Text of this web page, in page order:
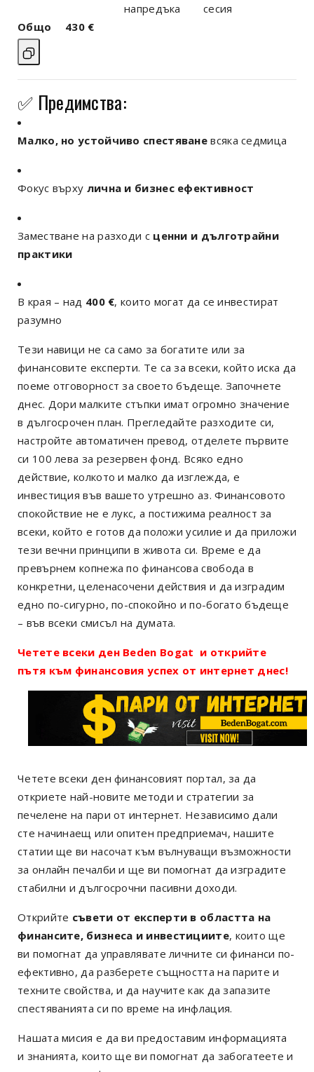
напредъка
сесия
Общо 430 €
✅ Предимства:
Малко, но устойчиво спестяване всяка седмица
Фокус върху лична и бизнес ефективност
Заместване на разходи с ценни и дълготрайни
практики
В края – над 400 €, които могат да се инвестират
разумно
Тези навици не са само за богатите или за
финансовите експерти. Те са за всеки, който иска да
поеме отговорност за своето бъдеще. Започнете
днес. Дори малките стъпки имат огромно значение
в дългосрочен план. Прегледайте разходите си,
настройте автоматичен превод, отделете първите
си 100 лева за резервен фонд. Всяко едно
действие, колкото и малко да изглежда, е
инвестиция във вашето утрешно аз. Финансовото
спокойствие не е лукс, а постижима реалност за
всеки, който е готов да положи усилие и да приложи
тези вечни принципи в живота си. Време е да
превърнем копнежа по финансова свобода в
конкретни, целенасочени действия и да изградим
едно по-сигурно, по-спокойно и по-богато бъдеще
– във всеки смисъл на думата.
Четете всеки ден Beden Bogat и открийте
пътя към финансовия успех от интернет днес!
Четете всеки ден финансовият портал, за да
откриете най-новите методи и стратегии за
печелене на пари от интернет. Независимо дали
сте начинаещ или опитен предприемач, нашите
статии ще ви насочат към вълнуващи възможности
за онлайн печалби и ще ви помогнат да изградите
стабилни и дългосрочни пасивни доходи.
Открийте съвети от експерти в областта на
финансите, бизнеса и инвестициите, които ще
ви помогнат да управлявате личните си финанси по-
ефективно, да разберете същността на парите и
техните свойства, и да научите как да запазите
спестяванията си по време на инфлация.
Нашата мисия е да ви предоставим информацията
и знанията, които ще ви помогнат да забогатеете и